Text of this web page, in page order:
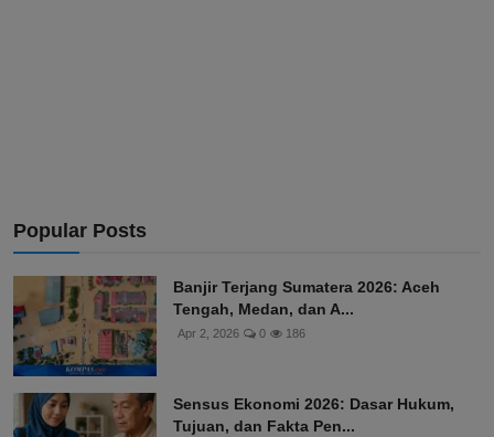
Popular Posts
Banjir Terjang Sumatera 2026: Aceh
Tengah, Medan, dan A...
Apr 2, 2026 0 186
Sensus Ekonomi 2026: Dasar Hukum,
Tujuan, dan Fakta Pen...